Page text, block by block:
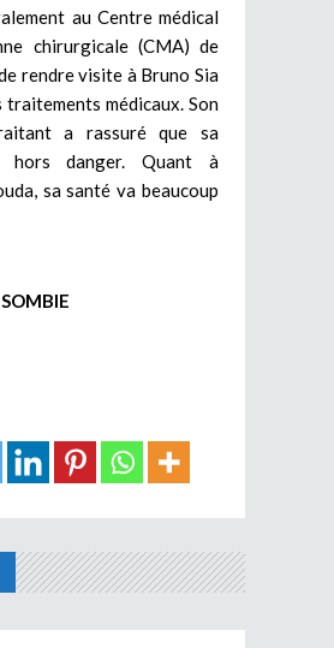
au Centre médical
chirurgicale (CMA) de
rendre visite à Bruno Sia
traitements médicaux. Son
a rassuré que sa
hors danger. Quant à
sa santé va beaucoup